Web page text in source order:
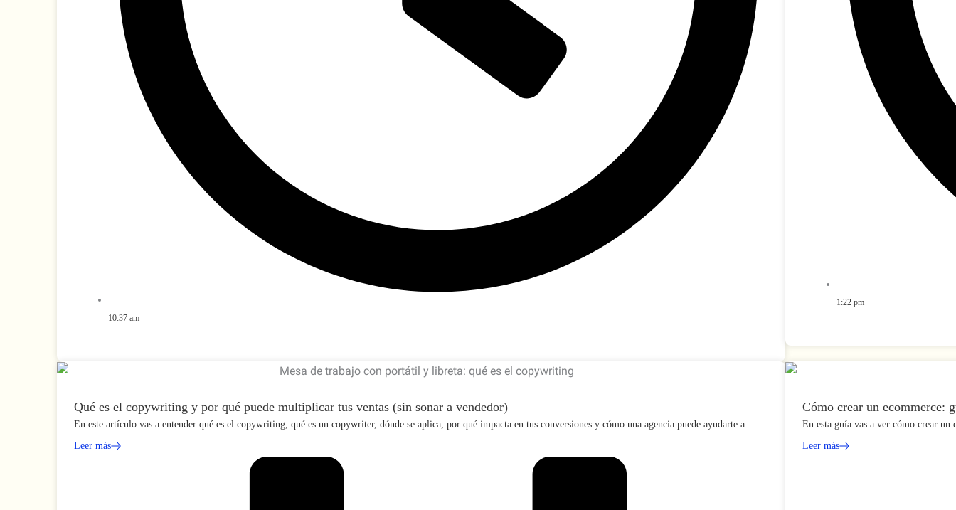
10:37 am
1:22 pm
Qué es el copywriting y por qué puede multiplicar tus ventas (sin sonar a vendedor)
En este artículo vas a entender qué es el copywriting, qué es un copywriter, dónde se aplica, por qué impacta en tus conversiones y cómo una agencia puede ayudarte a...
Leer más
Cómo crear un ecommerce:
En esta guía vas a ver cómo crear
Leer más